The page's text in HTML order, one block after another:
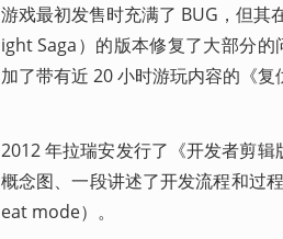
游戏最初发售时充满了 BUG，但
ight Saga）的版本修复了大部分
加了带有近 20 小时游玩内容的《
2012 年拉瑞安发行了《开发者剪辑
概念图、一段讲述了开发流程和过
eat mode）。